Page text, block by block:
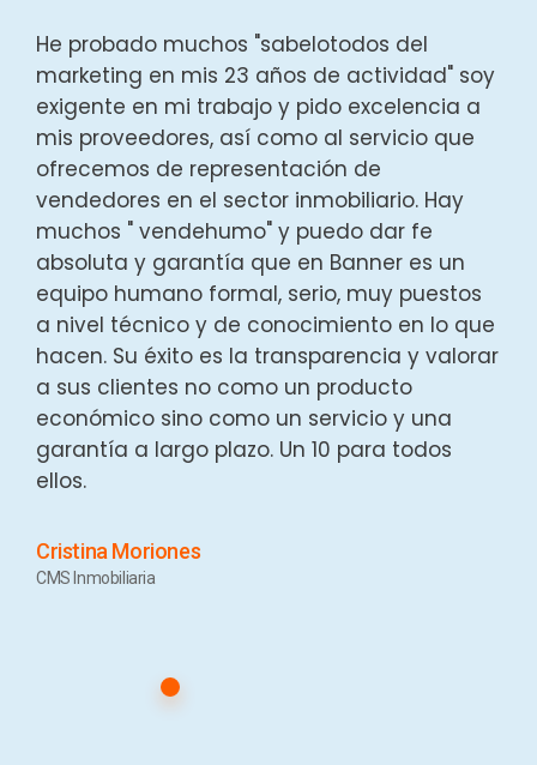
He probado muchos "sabelotodos del
marketing en mis 23 años de actividad" soy
exigente en mi trabajo y pido excelencia a
mis proveedores, así como al servicio que
ofrecemos de representación de
vendedores en el sector inmobiliario. Hay
muchos " vendehumo" y puedo dar fe
absoluta y garantía que en Banner es un
equipo humano formal, serio, muy puestos
a nivel técnico y de conocimiento en lo que
hacen. Su éxito es la transparencia y valorar
a sus clientes no como un producto
económico sino como un servicio y una
garantía a largo plazo. Un 10 para todos
ellos.
Cristina Moriones
CMS Inmobiliaria